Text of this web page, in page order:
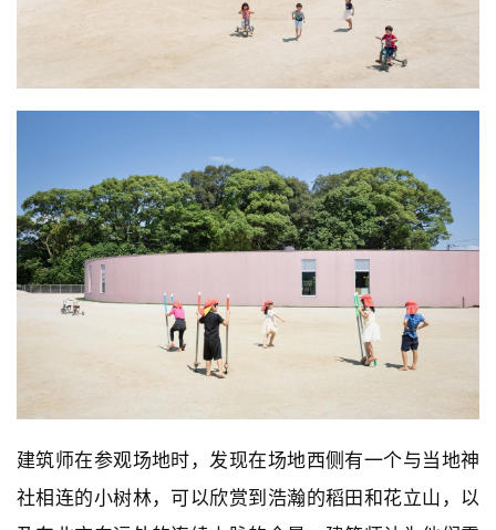
建筑师在参观场地时，发现在场地西侧有一个与当地神
社相连的小树林，可以欣赏到浩瀚的稻田和花立山，以